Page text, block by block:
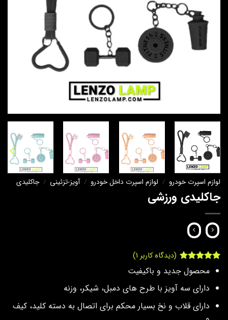
لوازم اسپرت خودرو / لوازم اسپرت داخل خودرو / آویز-تزئینی / جاکلیدی
جاکلیدی ورزشی
از
مشتری
(دیدگاه کاربر 1
)
محصول جدید و باکیفیت
دارای سه آویز با طرح های دمبل، شیکر، وزنه
دارای قلاب و نخ بسیار محکم برای اتصال به دسته کلید، کیف